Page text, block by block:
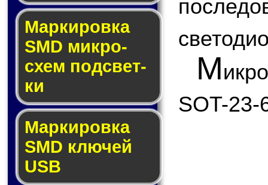
Маркировка
SMD мик­ро­
схем под­свет­
ки
Маркировка
SMD клю­чей
USB
М
SOT-23-